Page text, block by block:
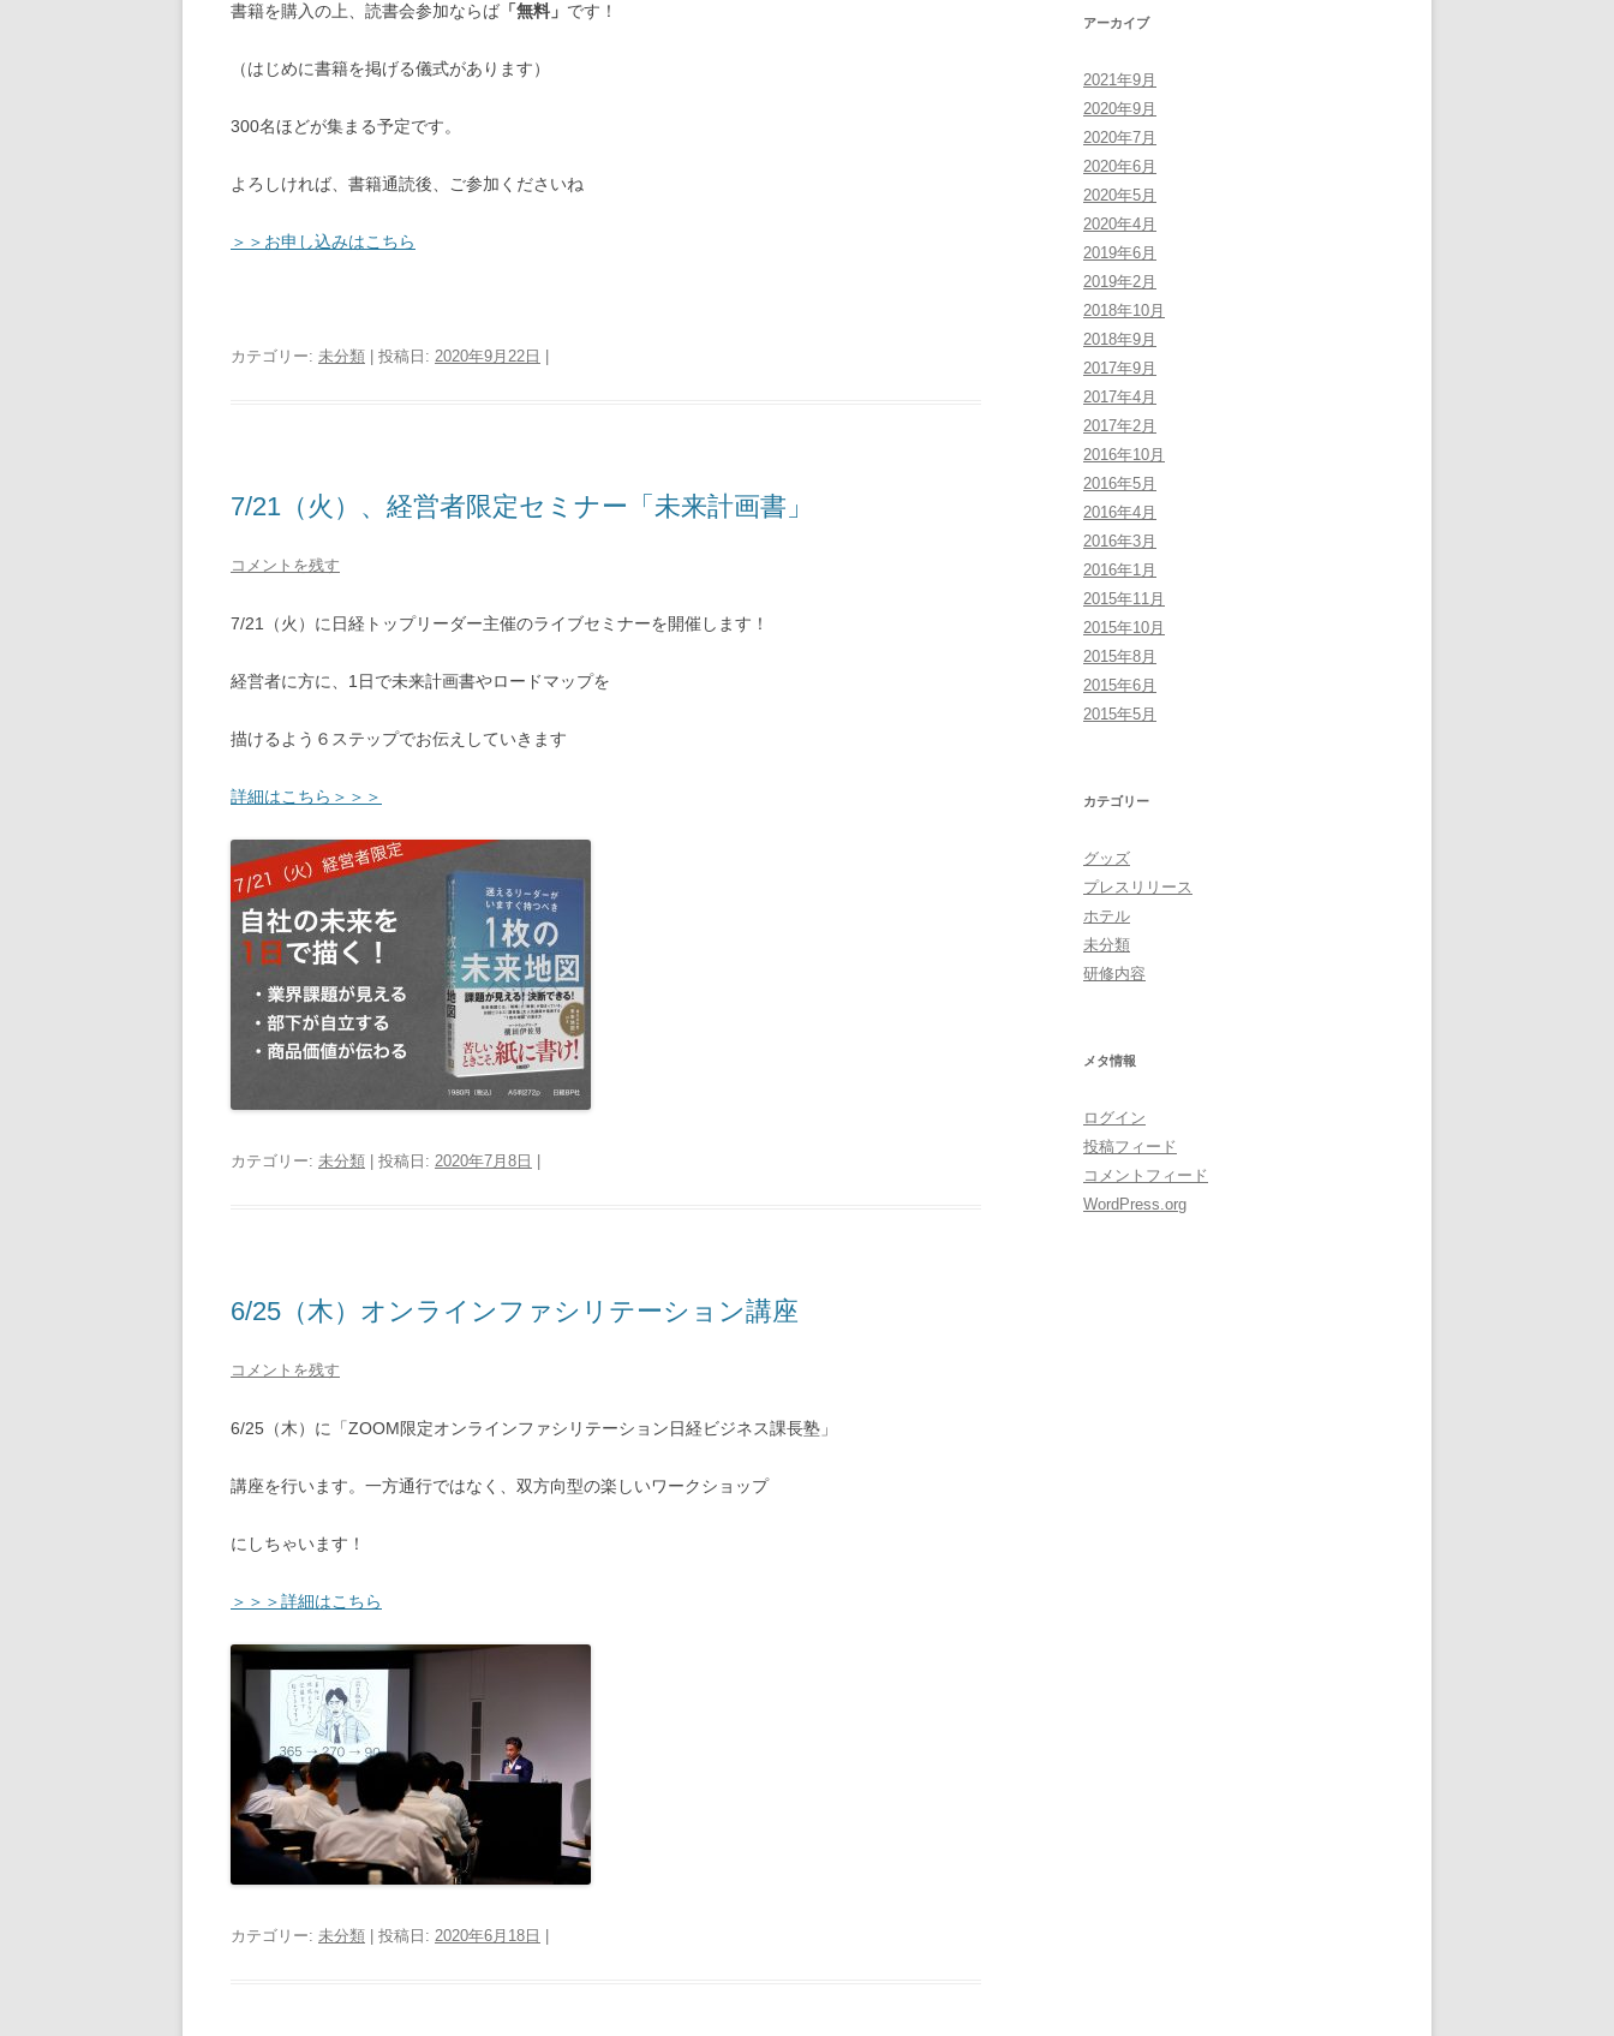
書籍を購入の上、読書会参加ならば 「無料」 です！
（はじめに書籍を掲げる儀式があります）
300名ほどが集まる予定です。
よろしければ、書籍通読後、ご参加くださいね
＞＞お申し込みはこちら
カテゴリー: 未分類 | 投稿日: 2020年9月22日
7/21（火）、経営者限定セミナー「未来計画書」
コメントを残す
7/21（火）に日経トップリーダー主催のライブセミナーを開催します！
経営者に方に、1日で未来計画書やロードマップを
描けるよう６ステップでお伝えしていきます
詳細はこちら＞＞＞
カテゴリー: 未分類 | 投稿日: 2020年7月8日
6/25（木）オンラインファシリテーション講座
コメントを残す
6/25（木）に「ZOOM限定オンラインファシリテーション日経ビジネス課長塾」
講座を行います。 一方通行ではなく、双方向型の楽しいワークショップ
にしちゃいます！
＞＞＞詳細はこちら
カテゴリー: 未分類 | 投稿日: 2020年6月18日
アーカイブ
2021年9月
2020年9月
2020年7月
2020年6月
2020年5月
2020年4月
2019年6月
2019年2月
2018年10月
2018年9月
2017年9月
2017年4月
2017年2月
2016年10月
2016年5月
2016年4月
2016年3月
2016年1月
2015年11月
2015年10月
2015年8月
2015年6月
2015年5月
カテゴリー
グッズ
プレスリリース
ホテル
未分類
研修内容
メタ情報
ログイン
投稿フィード
コメントフィード
WordPress.org